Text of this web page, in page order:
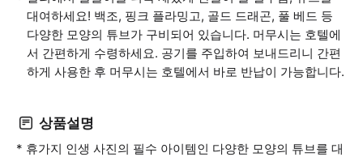
대여하세요! 백조, 핑크 플라밍고, 골드 드래곤, 풀 베드 등
다양한 모양의 튜브가 구비되어 있습니다. 머무시는 호텔에
서 간편하게 수령하세요. 공기를 주입하여 보내드리니 간편
하게 사용한 후 머무시는 호텔에서 바로 반납이 가능합니다.
상품설명
* 휴가지 인생 사진의 필수 아이템인 다양한 모양의 튜브를 대